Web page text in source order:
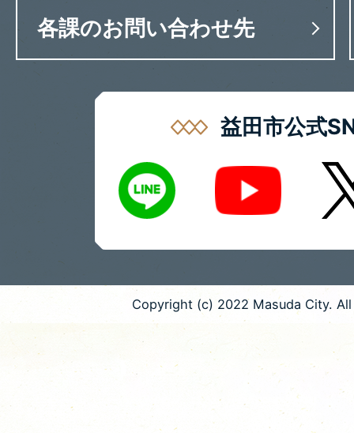
各課のお問い合わせ先
益田市公式
LINE
Youtube X
Copyright (c) 2022 Masuda City.